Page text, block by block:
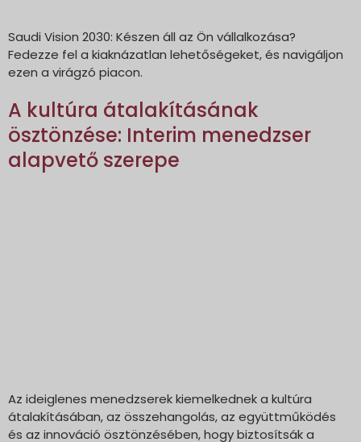
Saudi Vision 2030: Készen áll az Ön vállalkozása?
Fedezze fel a kiaknázatlan lehetőségeket, és navigáljon
ezen a virágzó piacon.
A kultúra átalakításának
ösztönzése: Interim menedzser
alapvető szerepe
Az ideiglenes menedzserek kiemelkednek a kultúra
átalakításában, az összehangolás, az együttműködés
és az innováció ösztönzésében, hogy biztosítsák a